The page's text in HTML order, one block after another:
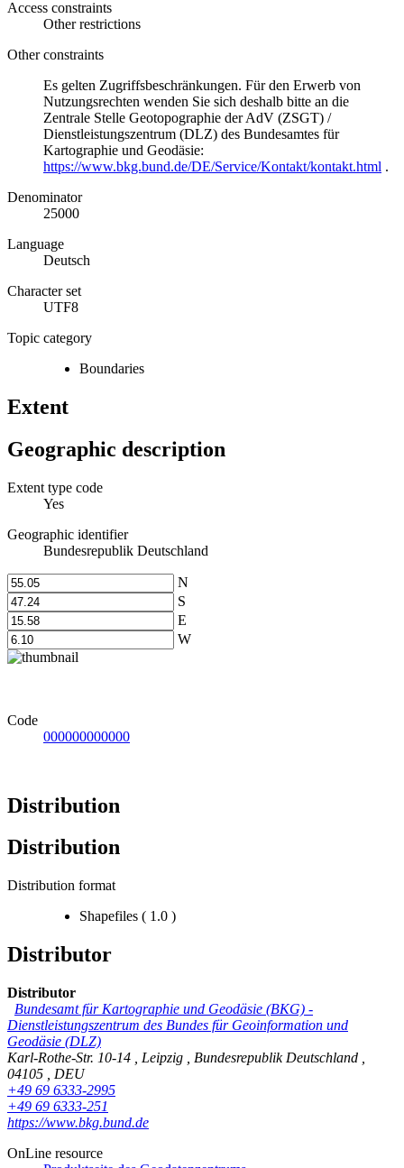
Access constraints
Other restrictions
Other constraints
Es gelten Zugriffsbeschränkungen. Für den Erwerb von
Nutzungsrechten wenden Sie sich deshalb bitte an die
Zentrale Stelle Geotopographie der AdV (ZSGT) /
Dienstleistungszentrum (DLZ) des Bundesamtes für
Kartographie und Geodäsie:
https://www.bkg.bund.de/DE/Service/Kontakt/kontakt.html .
Denominator
25000
Language
Deutsch
Character set
UTF8
Topic category
Boundaries
Extent
Geographic description
Extent type code
Yes
Geographic identifier
Bundesrepublik Deutschland
N
S
E
W
Code
000000000000
Distribution
Distribution
Distribution format
Shapefiles ( 1.0 )
Distributor
Distributor
Bundesamt für Kartographie und Geodäsie (BKG) -
Dienstleistungszentrum des Bundes für Geoinformation und
Geodäsie (DLZ)
Karl-Rothe-Str. 10-14
Leipzig Bundesrepublik Deutschland
04105
DEU
+49 69 6333-2995
+49 69 6333-251
https://www.bkg.bund.de
OnLine resource